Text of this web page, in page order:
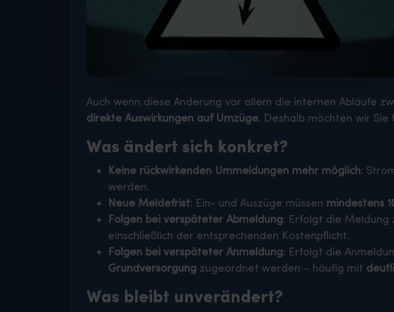
Auch wenn diese Änderung vor allem die internen Abläufe
direkte Auswirkungen auf Umzüge. Deshalb möchten wir
Was ändert sich konkret?
Keine rückwirkenden Ummeldungen mehr möglich:
werden.
Neue Meldefrist: Ein- und Auszüge müssen mindestens
Folgen bei verspäteter Abmeldung: Erfolgt die Meldung
einschließlich der entsprechenden Kostenpflicht.
Folgen bei verspäteter Anmeldung: Erfolgt die
Grundversorgung zugeordnet werden – häufig mit
Was bleibt unverändert?